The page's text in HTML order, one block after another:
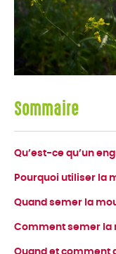
Sommaire
Qu’est-ce qu’un
Pourquoi utiliser la
Quand semer la
Comment semer la
Quand et comment